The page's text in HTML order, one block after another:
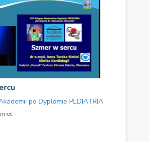
po Dyplomie PEDIATRIA